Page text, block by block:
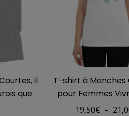
il
que
T-shirt à Manches
pour Femmes
19,50€ –